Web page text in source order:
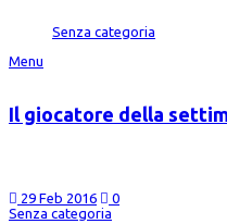
Senza categoria
Menu
Il giocatore della
29 Feb 2016
0
Senza categoria